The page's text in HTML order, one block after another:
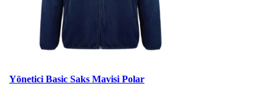
Yönetici Basic Saks Mavisi Polar